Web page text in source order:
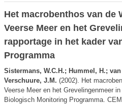
Het macrobenthos van de
Veerse Meer en het
rapportage in het kader
Programma
Sistermans, W.C.H.; Hummel, H.;
Verschuure, J.M. (2002). Het
Veerse Meer en het Grevelingenmeer
Biologisch Monitoring Programma.